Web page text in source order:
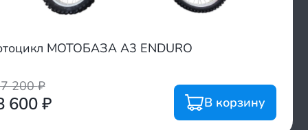
МОТОБАЗА А3 ENDURO
200₽
600₽ В корзину